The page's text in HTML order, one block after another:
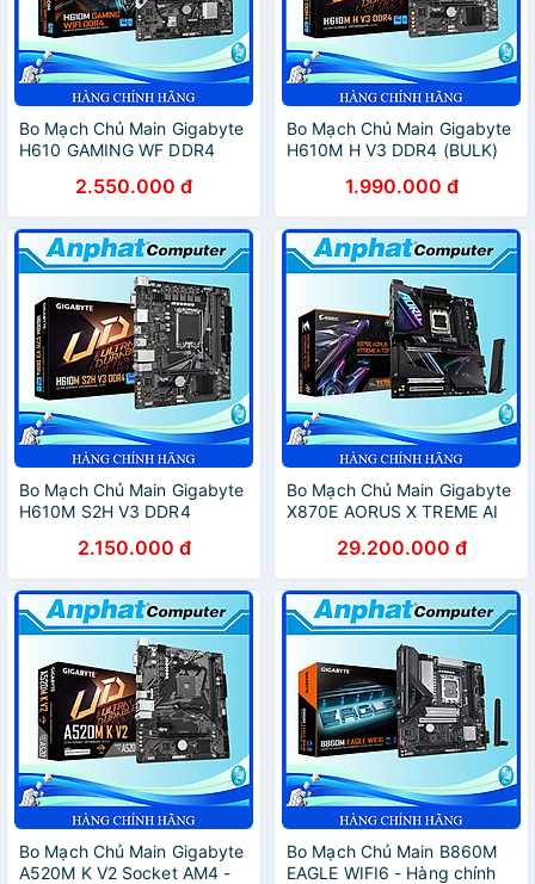
Bo Mạch Chủ Main Gigabyte
H610 GAMING WF DDR4
Chính Hãng2.550.000 đ
Bo Mạch Chủ Main Gigabyte
H610M H V3 DDR4 (BULK)
Chính Hãng1.990.000 đ
Bo Mạch Chủ Main Gigabyte
H610M S2H V3 DDR4
Hàng Chính Hãng
2.150.000 đ
Bo Mạch Chủ Main Gigabyte
X870E AORUS X TREME AI
Chính Hãng29.200.000 đ
Bo Mạch Chủ Main Gigabyte
A520M K V2 Socket AM4 -
Bo Mạch Chủ Main B860M
EAGLE WIFI6 - Hàng chính